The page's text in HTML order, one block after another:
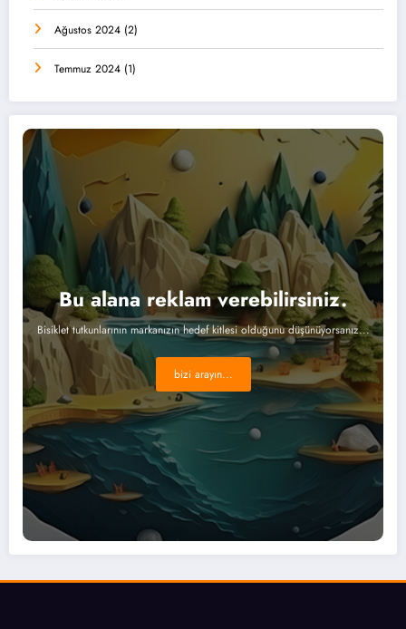
Ağustos 2024 (2)
Temmuz 2024 (1)
Bu alana reklam verebilirsiniz.
Bisiklet tutkunlarının markanızın hedef kitlesi olduğunu düşünüyorsanız...
bizi arayın...